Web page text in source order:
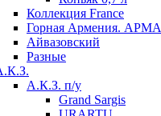
Коллекция France
Горная Армения. АРМА
Айвазовский
Разные
А.К.З. п/у
Grand Sargis